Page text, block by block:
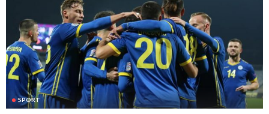
SPORT